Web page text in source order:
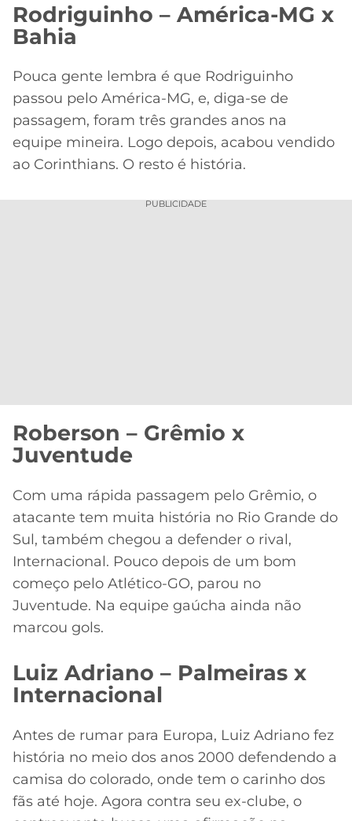
Rodriguinho – América-MG x
Bahia
Pouca gente lembra é que Rodriguinho
passou pelo América-MG, e, diga-se de
passagem, foram três grandes anos na
equipe mineira. Logo depois, acabou vendido
ao Corinthians. O resto é história.
PUBLICIDADE
Roberson – Grêmio x
Juventude
Com uma rápida passagem pelo Grêmio, o
atacante tem muita história no Rio Grande do
Sul, também chegou a defender o rival,
Internacional. Pouco depois de um bom
começo pelo Atlético-GO, parou no
Juventude. Na equipe gaúcha ainda não
marcou gols.
Luiz Adriano – Palmeiras x
Internacional
Antes de rumar para Europa, Luiz Adriano fez
história no meio dos anos 2000 defendendo a
camisa do colorado, onde tem o carinho dos
fãs até hoje. Agora contra seu ex-clube, o